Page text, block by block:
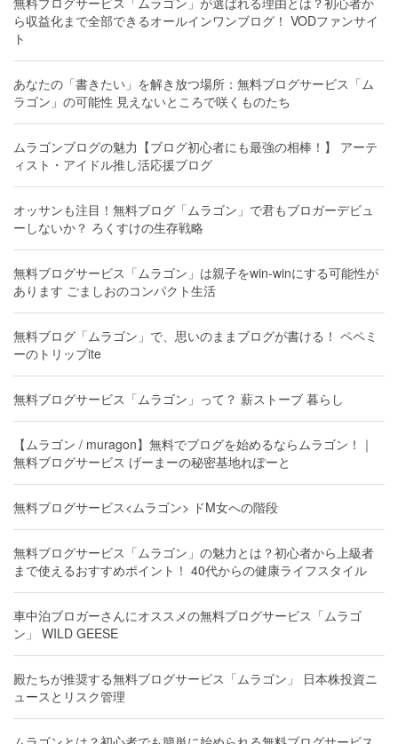
ら収益化まで全部できるオールインワンブログ！ VODファンサイ
ト
あなたの「書きたい」を解き放つ場所：無料ブログサービス「ム
ラゴン」の可能性 見えないところで咲くものたち
ムラゴンブログの魅力【ブログ初心者にも最強の相棒！】 アーテ
ィスト・アイドル推し活応援ブログ
オッサンも注目！無料ブログ「ムラゴン」で君もブロガーデビュ
ーしないか？ ろくすけの生存戦略
無料ブログサービス「ムラゴン」は親子をwin-winにする可能性が
あります ごましおのコンパクト生活
無料ブログ「ムラゴン」で、思いのままブログが書ける！ ペペミ
ーのトリップite
無料ブログサービス「ムラゴン」って？ 薪ストーブ 暮らし
【ムラゴン / muragon】無料でブログを始めるならムラゴン！｜
無料ブログサービス げーまーの秘密基地れぽーと
無料ブログサービス<ムラゴン> ドM女への階段
無料ブログサービス「ムラゴン」の魅力とは？初心者から上級者
まで使えるおすすめポイント！ 40代からの健康ライフスタイル
車中泊ブロガーさんにオススメの無料ブログサービス「ムラゴ
ン」 WILD GEESE
殿たちが推奨する無料ブログサービス「ムラゴン」 日本株投資ニ
ュースとリスク管理